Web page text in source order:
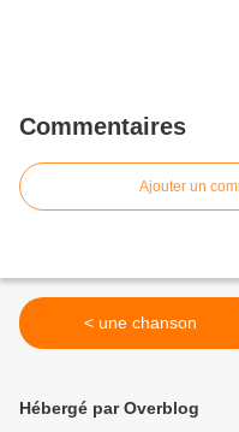
Commentaires
Ajouter un
< une chanson
Hébergé par Overblog